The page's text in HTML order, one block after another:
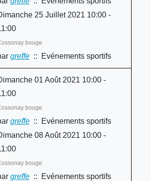
25 Juillet 2021 10:00 -
bouge
greffe:: Evénements sportifs
01 Août 2021 10:00 -
bouge
greffe:: Evénements sportifs
08 Août 2021 10:00 -
bouge
greffe:: Evénements sportifs